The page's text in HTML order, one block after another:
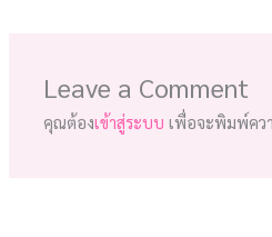
Leave a Comment
คุณต้องเข้าสู่ระบบ เพื่อจะพิมพ์คว